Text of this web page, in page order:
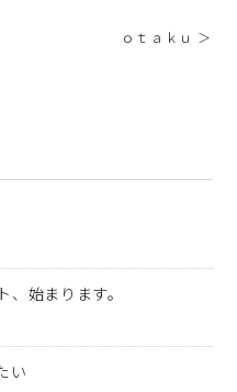
ｏｔａｋｕ ＞
始まります。
い